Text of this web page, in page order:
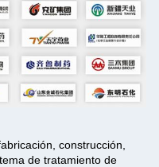
construcción,
de tratamiento de